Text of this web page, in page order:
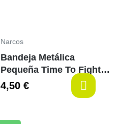
Narcos
Bandeja Metálica
Pequeña Time To Fight -
Narcos
4,50 €